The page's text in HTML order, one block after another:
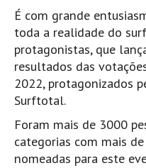
Póvoa de Varzim - Ferrari HD
Azurara HD
Praia de Árvore - Areal HD
Mindelo
Mindelo meia laranja HD
Cabo do Mundo HD
Leça - L'Kodak (Aterro) HD
É com grande
toda a realidade do
protagonistas, que
resultados das
2022, protagonizados
Surftotal.
Foram mais de 3000
categorias com mais
nomeadas para este